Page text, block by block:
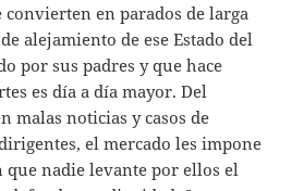
convierten en parados de larga
alejamiento de ese Estado del
por sus padres y que hace
es día a día mayor. Del
malas noticias y casos de
el mercado les impone
nadie levante por ellos el